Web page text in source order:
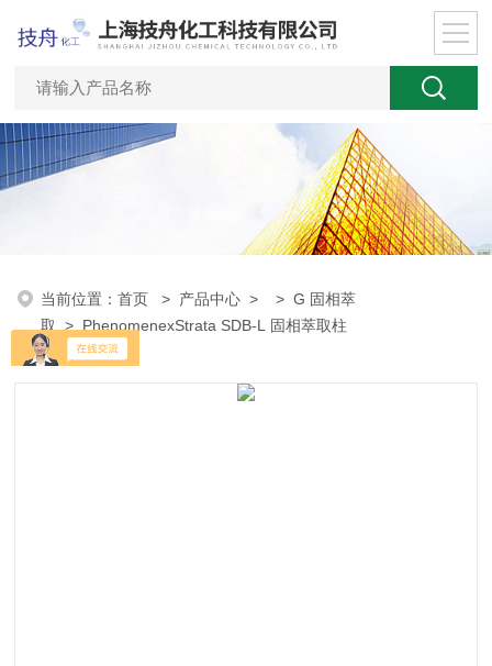
当前位置：首页 > 产品中心 > >G 固相萃
取
> PhenomenexStrata SDB-L 固相萃取柱